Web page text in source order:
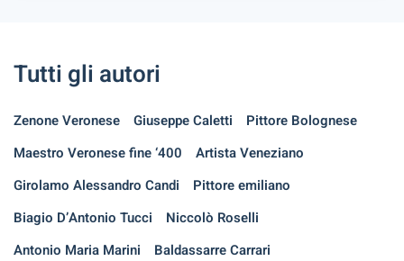
Tutti gli autori
Zenone Veronese Giuseppe Caletti
Pittore Bolognese
Maestro Veronese fine ‘400
Artista Veneziano
Girolamo Alessandro Candi
Pittore emiliano
Biagio D’Antonio Tucci
Niccolò Roselli
Antonio Maria Marini
Baldassarre Carrari